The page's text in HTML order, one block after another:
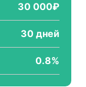
30 000₽
30 дней
0.8%